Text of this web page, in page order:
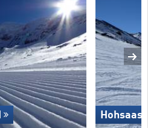
Hohsaas